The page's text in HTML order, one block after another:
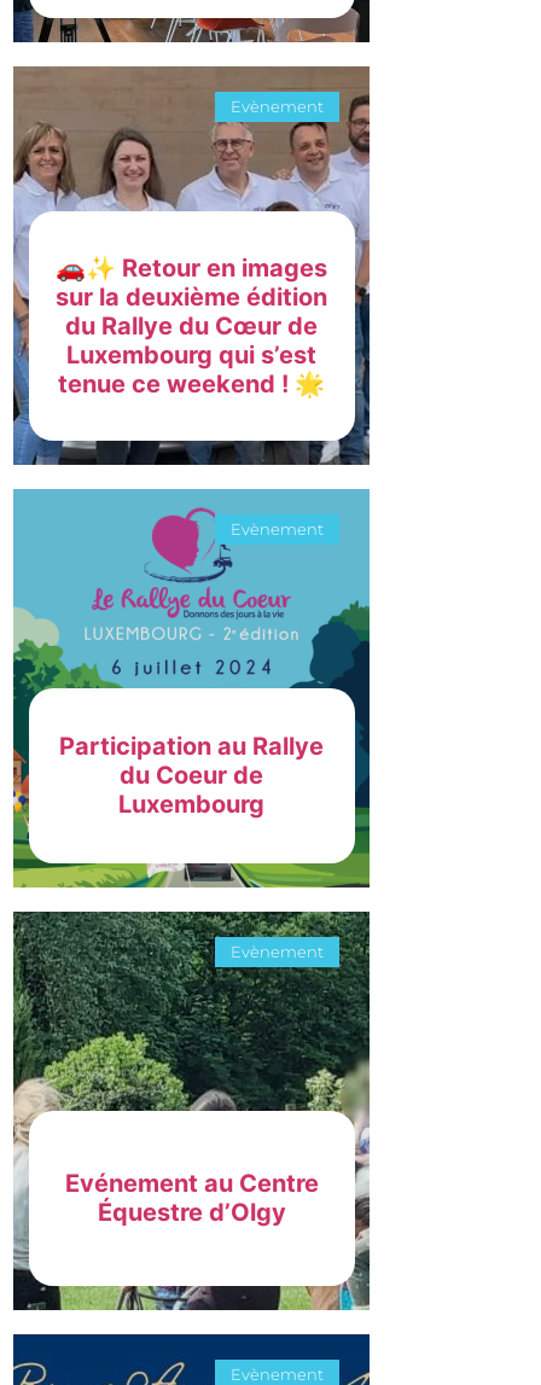
Evènement
🚗✨ Retour en images
sur la deuxième édition
du Rallye du Cœur de
Luxembourg qui s’est
tenue ce weekend ! 🌟
Evènement
Participation au Rallye
du Coeur de
Luxembourg
Evènement
Evénement au Centre
Équestre d’Olgy
Evènement